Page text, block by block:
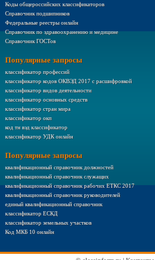
Коды общероссийских классификаторов
Справочник подшипников
Федеральные реестры онлайн
Справочник по здравоохранению и медицине
Справочник ГОСТов
Популярные запросы
классификатор профессий
классификатор кодов ОКВЭД 2017 с расшифровкой
классификатор видов деятельности
классификатор основных средств
классификатор стран мира
классификатор окп
код тн вэд классификатор
классификатор УДК онлайн
Популярные запросы
квалификационный справочник должностей
квалификационный справочник служащих
квалификационный справочник рабочих ЕТКС 2017
квалификационный справочник руководителей
единый квалификационный справочник
классификатор ЕСКД
классификатор земельных участков
Код МКБ 10 онлайн